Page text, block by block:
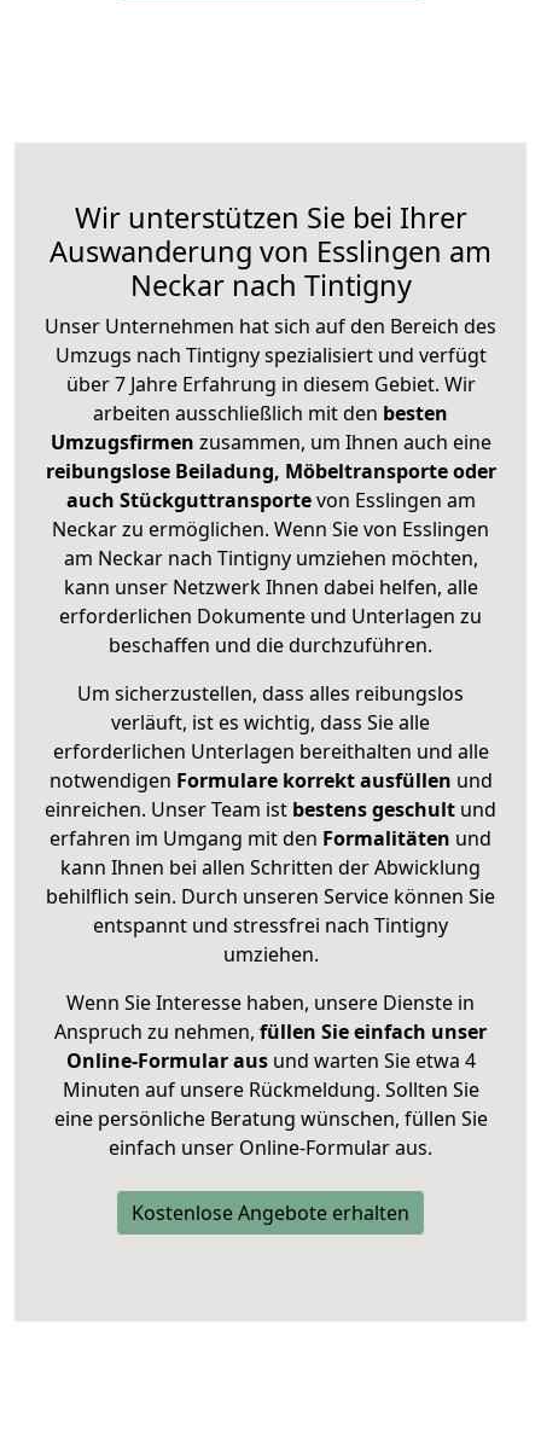
Wir unterstützen Sie bei Ihrer
Auswanderung von Esslingen am
Neckar nach Tintigny
Unser Unternehmen hat sich auf den Bereich des
Umzugs nach Tintigny spezialisiert und verfügt
über 7 Jahre Erfahrung in diesem Gebiet. Wir
arbeiten ausschließlich mit den besten
Umzugsfirmen zusammen, um Ihnen auch eine
reibungslose Beiladung, Möbeltransporte oder
auch Stückguttransportevon Esslingen am
Neckar zu ermöglichen. Wenn Sie von Esslingen
am Neckar nach Tintigny umziehen möchten,
kann unser Netzwerk Ihnen dabei helfen, alle
erforderlichen Dokumente und Unterlagen zu
beschaffen und die durchzuführen.
Um sicherzustellen, dass alles reibungslos
verläuft, ist es wichtig, dass Sie alle
erforderlichen Unterlagen bereithalten und alle
notwendigen Formulare korrekt ausfüllen und
einreichen. Unser Team ist bestens geschult und
erfahren im Umgang mit den Formalitäten und
kann Ihnen bei allen Schritten der Abwicklung
behilflich sein. Durch unseren Service können Sie
entspannt und stressfrei nach Tintigny
umziehen.
Wenn Sie Interesse haben, unsere Dienste in
Anspruch zu nehmen, füllen Sie einfach unser
Online-Formular ausund warten Sie etwa 4
Minuten auf unsere Rückmeldung. Sollten Sie
eine persönliche Beratung wünschen, füllen Sie
einfach unser Online-Formular aus.
Kostenlose Angebote erhalten